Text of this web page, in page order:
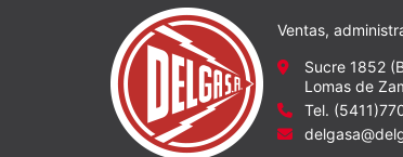
Ventas,
Sucre 1852
Lomas de
Tel.